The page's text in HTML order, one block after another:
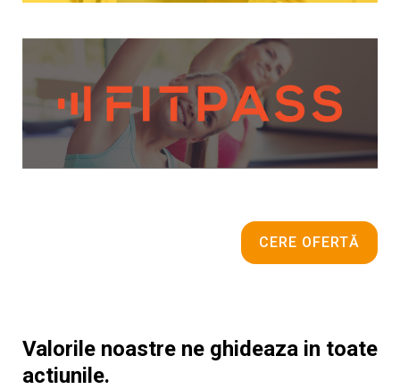
CERE OFERTĂ
Valorile noastre ne ghideaza in toate
actiunile.